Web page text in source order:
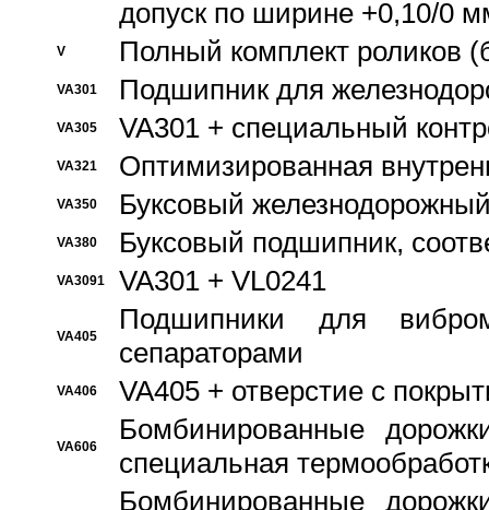
допуск по ширине +0,10/0
V Полный комплект роликов
VA301 Подшипник для
VA305 VA301 + специальный
VA321 Оптимизированная
VA350 Буксовый
VA380 Буксовый подшипник,
VA3091 VA301 + VL0241
VA405
Подшипники для
сепараторами
VA406 VA405 + отверстие с
VA606
Бомбинированные
специальная
Бомбинированные